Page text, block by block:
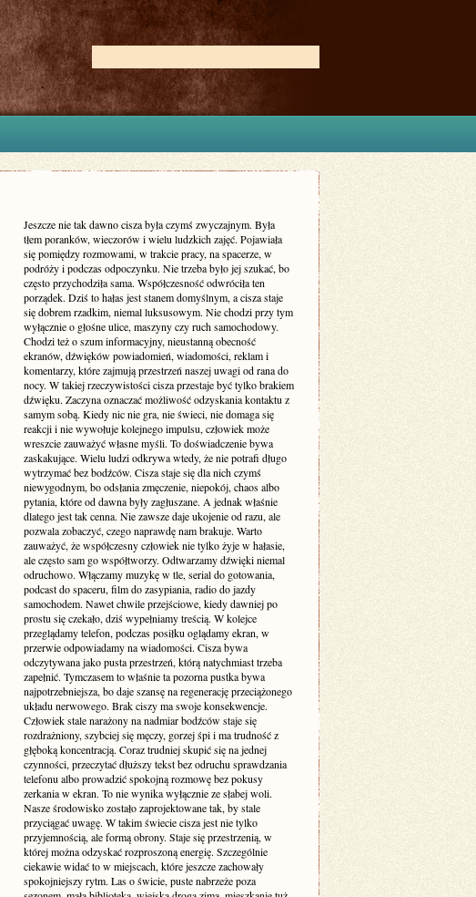
Jeszcze nie tak dawno cisza była czymś zwyczajnym. Była
tłem poranków, wieczorów i wielu ludzkich zajęć. Pojawiała
się pomiędzy rozmowami, w trakcie pracy, na spacerze, w
podróży i podczas odpoczynku. Nie trzeba było jej szukać, bo
często przychodziła sama. Współczesność odwróciła ten
porządek. Dziś to hałas jest stanem domyślnym, a cisza staje
się dobrem rzadkim, niemal luksusowym. Nie chodzi przy tym
wyłącznie o głośne ulice, maszyny czy ruch samochodowy.
Chodzi też o szum informacyjny, nieustanną obecność
ekranów, dźwięków powiadomień, wiadomości, reklam i
komentarzy, które zajmują przestrzeń naszej uwagi od rana do
nocy. W takiej rzeczywistości cisza przestaje być tylko brakiem
dźwięku. Zaczyna oznaczać możliwość odzyskania kontaktu z
samym sobą. Kiedy nic nie gra, nie świeci, nie domaga się
reakcji i nie wywołuje kolejnego impulsu, człowiek może
wreszcie zauważyć własne myśli. To doświadczenie bywa
zaskakujące. Wielu ludzi odkrywa wtedy, że nie potrafi długo
wytrzymać bez bodźców. Cisza staje się dla nich czymś
niewygodnym, bo odsłania zmęczenie, niepokój, chaos albo
pytania, które od dawna były zagłuszane. A jednak właśnie
dlatego jest tak cenna. Nie zawsze daje ukojenie od razu, ale
pozwala zobaczyć, czego naprawdę nam brakuje. Warto
zauważyć, że współczesny człowiek nie tylko żyje w hałasie,
ale często sam go współtworzy. Odtwarzamy dźwięki niemal
odruchowo. Włączamy muzykę w tle, serial do gotowania,
podcast do spaceru, film do zasypiania, radio do jazdy
samochodem. Nawet chwile przejściowe, kiedy dawniej po
prostu się czekało, dziś wypełniamy treścią. W kolejce
przeglądamy telefon, podczas posiłku oglądamy ekran, w
przerwie odpowiadamy na wiadomości. Cisza bywa
odczytywana jako pusta przestrzeń, którą natychmiast trzeba
zapełnić. Tymczasem to właśnie ta pozorna pustka bywa
najpotrzebniejsza, bo daje szansę na regenerację przeciążonego
układu nerwowego. Brak ciszy ma swoje konsekwencje.
Człowiek stale narażony na nadmiar bodźców staje się
rozdrażniony, szybciej się męczy, gorzej śpi i ma trudność z
głęboką koncentracją. Coraz trudniej skupić się na jednej
czynności, przeczytać dłuższy tekst bez odruchu sprawdzania
telefonu albo prowadzić spokojną rozmowę bez pokusy
zerkania w ekran. To nie wynika wyłącznie ze słabej woli.
Nasze środowisko zostało zaprojektowane tak, by stale
przyciągać uwagę. W takim świecie cisza jest nie tylko
przyjemnością, ale formą obrony. Staje się przestrzenią, w
której można odzyskać rozproszoną energię. Szczególnie
ciekawie widać to w miejscach, które jeszcze zachowały
spokojniejszy rytm. Las o świcie, puste nabrzeże poza